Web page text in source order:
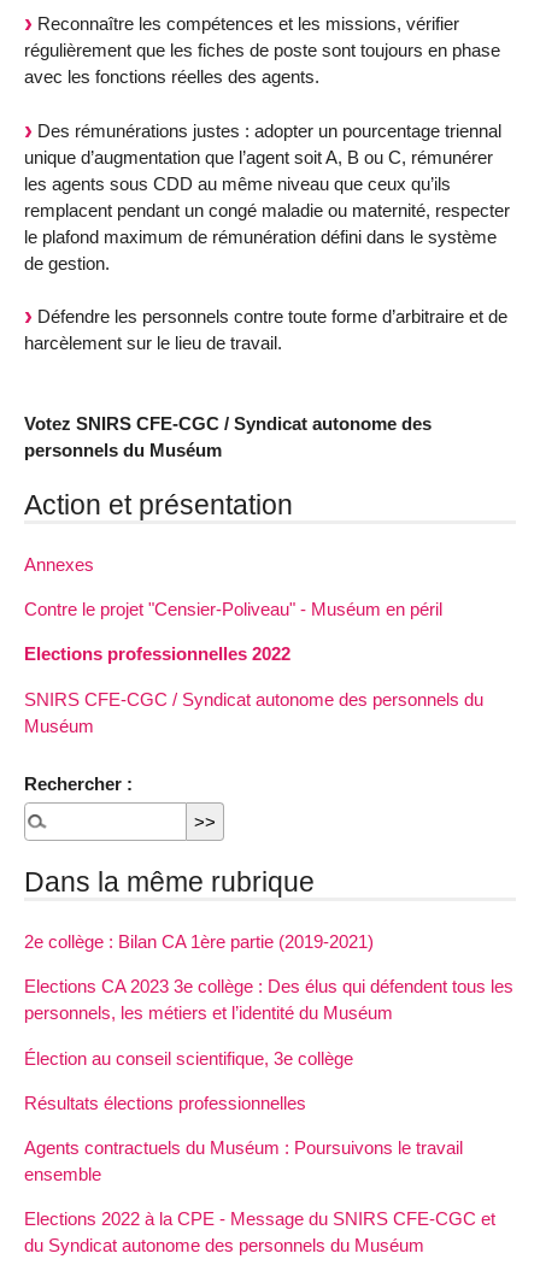
Reconnaître les compétences et les missions, vérifier
régulièrement que les fiches de poste sont toujours en phase
avec les fonctions réelles des agents.
Des rémunérations justes : adopter un pourcentage triennal
unique d’augmentation que l’agent soit A, B ou C, rémunérer
les agents sous CDD au même niveau que ceux qu’ils
remplacent pendant un congé maladie ou maternité, respecter
le plafond maximum de rémunération défini dans le système
de gestion.
Défendre les personnels contre toute forme d’arbitraire et de
harcèlement sur le lieu de travail.
Votez SNIRS CFE-CGC / Syndicat autonome des
personnels du Muséum
Action et présentation
Annexes
Contre le projet "Censier-Poliveau" - Muséum en péril
Elections professionnelles 2022
SNIRS CFE-CGC / Syndicat autonome des personnels du
Muséum
Rechercher :
Dans la même rubrique
2e collège : Bilan CA 1ère partie (2019-2021)
Elections CA 2023 3e collège : Des élus qui défendent tous les
personnels, les métiers et l’identité du Muséum
Élection au conseil scientifique, 3e collège
Résultats élections professionnelles
Agents contractuels du Muséum : Poursuivons le travail
ensemble
Elections 2022 à la CPE - Message du SNIRS CFE-CGC et
du Syndicat autonome des personnels du Muséum